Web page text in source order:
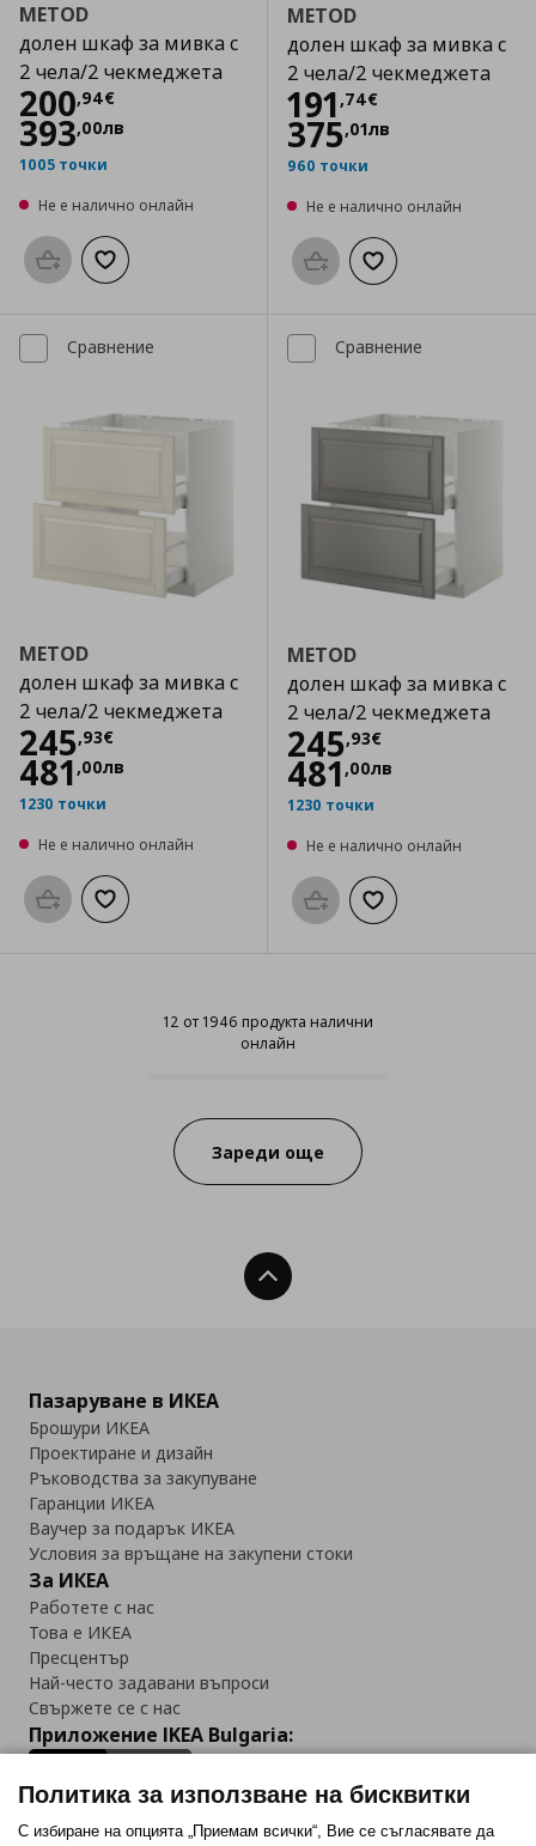
METOD
долен шкаф за мивка с
2 чела/2 чекмеджета
200,94€
Цена
393,00лв
1005 точки
Не е налично онлайн
Προσθήκη στο καλάθι
Добави към списъка с любими
METOD
долен шкаф за мивка с
2 чела/2 чекмеджета
191 ,74€
Цена
375,01лв
960 точки
Не е налично онлайн
Προσθήκη στο καλάθι
Добави към
Сравнение
METOD
долен шкаф за мивка с
2 чела/2 чекмеджета
245,93€
Цена
481 ,00лв
1230 точки
Не е налично онлайн
Προσθήκη στο καλάθι
Добави към списъка с любими
Сравнение
METOD
долен шкаф за мивка с
2 чела/2 чекмеджета
245,93€
Цена
481 ,00лв
1230 точки
Не е налично онлайн
Προσθήκη στο καλάθι
Добави към
12 от 1946 продукта налични
онлайн
12 от 1946 продукта налични
Зареди още
Нагоре
Пазаруване в ИКЕА
Брошури ИКЕА
Проектиране и дизайн
Ръководства за закупуване
Гаранции ИКЕА
Ваучер за подарък ИКЕА
Условия за връщане на закупени стоки
За ИКЕА
Работете с нас
Това е ИКЕА
Пресцентър
Най-често задавани въпроси
Свържете се с нас
Приложение IKEA Bulgaria:
Политика за използване на бисквитки
С избиране на опцията „Приемам всички“, Вие се съгласявате да